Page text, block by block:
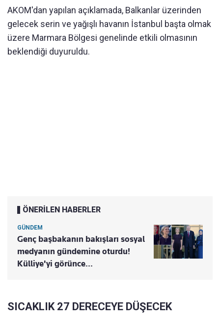
AKOM'dan yapılan açıklamada, Balkanlar üzerinden
gelecek serin ve yağışlı havanın İstanbul başta olmak
üzere Marmara Bölgesi genelinde etkili olmasının
beklendiği duyuruldu.
ÖNERİLEN HABERLER
GÜNDEM
Genç başbakanın bakışları sosyal
medyanın gündemine oturdu!
Külliye'yi görünce...
SICAKLIK 27 DERECEYE DÜŞECEK